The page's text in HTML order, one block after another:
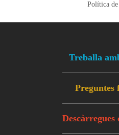
Política
Treballa
Preguntes